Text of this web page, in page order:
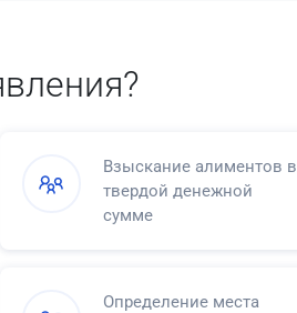
Взыскание алиментов в
твердой денежной
сумме
Определение места